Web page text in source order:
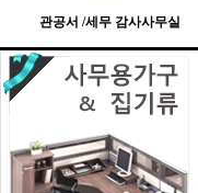
관공서 /세무 감사사무실